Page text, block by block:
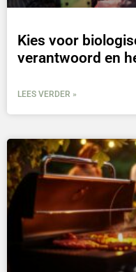
Kies voor
verantwoord en
LEES VERDER »